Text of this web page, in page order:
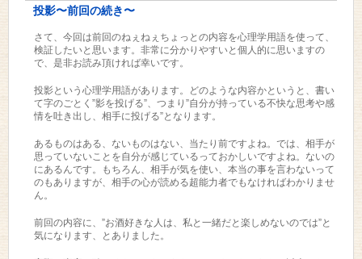
投影〜前回の続き〜
さて、今回は前回のねぇねぇちょっとの内容を心理学用語を使って、
検証したいと思います。非常に分かりやすいと個人的に思いますの
で、是非お読み頂ければ幸いです。
投影という心理学用語があります。どのような内容かというと、書い
て字のごとく”影を投げる”、つまり”自分が持っている不快な思考や感
情を吐き出し、相手に投げる”となります。
あるものはある、ないものはない、当たり前ですよね。では、相手が
思っていないことを自分が感じているっておかしいですよね。ないの
にあるんです。もちろん、相手が気を使い、本当の事を言わないって
のもありますが、相手の心が読める超能力者でもなければわかりませ
ん。
前回の内容に、”お酒好きな人は、私と一緒だと楽しめないのでは”と
気になります、とありました。